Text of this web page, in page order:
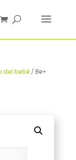
del bebé/ Be+